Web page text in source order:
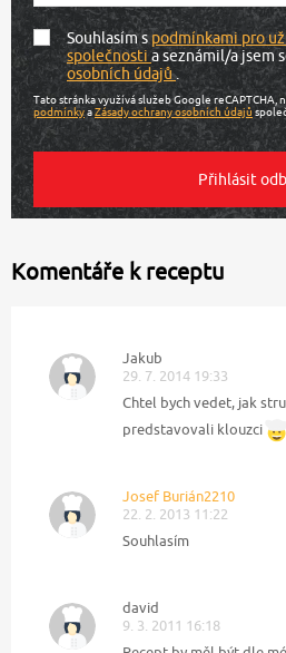
Souhlasím spodmínkami pro
společnostia seznámil/a jsem
osobních údajů.
Tato stránka využívá služeb Google reCAPTCHA,
podmínkyaZásady ochrany osobních údajů
Komentáře k receptu
Jakub
29. 7. 2014 19:33
Chtel bych vedet, jak
predstavovali klouzci
Josef Burián2210
22. 2. 2013 11:22
Souhlasím
david
9. 3. 2011 16:18